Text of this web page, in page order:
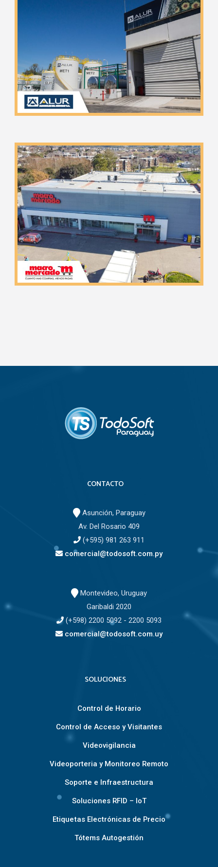
CONTACTO
Asunción, Paraguay
Av. Del Rosario 409
(+595) 981 263 911
comercial@todosoft.com.py
Montevideo, Uruguay
Garibaldi 2020
(+598) 2200 5092 - 2200 5093
comercial@todosoft.com.uy
SOLUCIONES
Control de Horario
Control de Acceso y Visitantes
Videovigilancia
Videoporteria y Monitoreo Remoto
Soporte e Infraestructura
Soluciones RFID – IoT
Etiquetas Electrónicas de Precio
Tótems Autogestión